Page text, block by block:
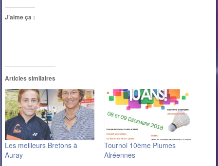
J’aime ça :
Articles similaires
Les meilleurs Bretons à
Auray
Tournoi 10ème Plumes
Alréennes